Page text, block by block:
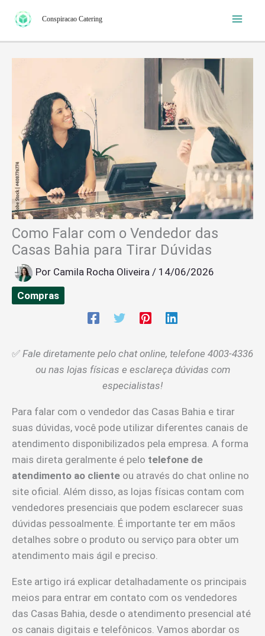
para
o
conteúdo
Conspiracao Catering
Como Falar com o Vendedor das
Casas Bahia para Tirar Dúvidas
Por Camila Rocha Oliveira / 14/06/2026
Compras
✅ Fale diretamente pelo chat online, telefone 4003-4336
ou nas lojas físicas e esclareça dúvidas com
especialistas!
Para falar com o vendedor das Casas Bahia e tirar
suas dúvidas, você pode utilizar diferentes canais de
atendimento disponibilizados pela empresa. A forma
mais direta geralmente é pelo telefone de
atendimento ao cliente ou através do chat online no
site oficial. Além disso, as lojas físicas contam com
vendedores presenciais que podem esclarecer suas
dúvidas pessoalmente. É importante ter em mãos
detalhes sobre o produto ou serviço para obter um
atendimento mais ágil e preciso.
Este artigo irá explicar detalhadamente os principais
meios para entrar em contato com os vendedores
das Casas Bahia, desde o atendimento presencial até
os canais digitais e telefônicos. Vamos abordar os